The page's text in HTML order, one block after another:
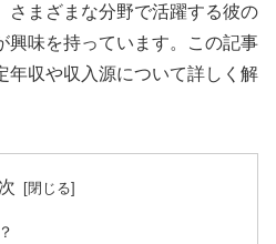
さまざまな分野で活躍する彼の
興味を持っています。この記事
年収や収入源について詳しく解